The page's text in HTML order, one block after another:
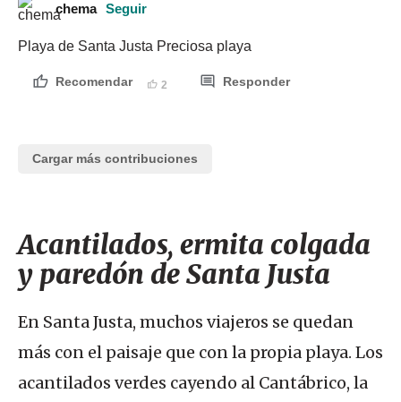
chema Seguir
Playa de Santa Justa Preciosa playa
Recomendar 2 Responder
Cargar más contribuciones
Acantilados, ermita colgada
y paredón de Santa Justa
En Santa Justa, muchos viajeros se quedan
más con el paisaje que con la propia playa. Los
acantilados verdes cayendo al Cantábrico, la